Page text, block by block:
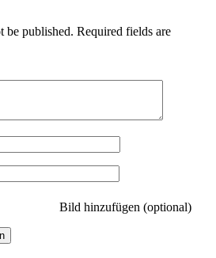
be published. Required fields are
Bild hinzufügen (optional)